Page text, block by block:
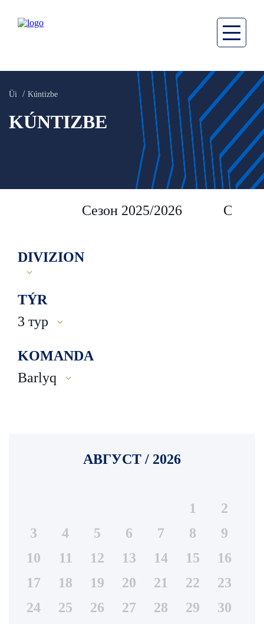
Üi Kúntizbe
KÚNTIZBE
Сезон 2025/2026 Сезон
DIVIZION
TÝR
3 тур
KOMANDA
Barlyq
АВГУСТ / 2026
1
2
3
4 5 6 7 8
9
10
11 12 13 14 15
16
17
18 19 20 21 22
23
24
25 26 27 28 29
30